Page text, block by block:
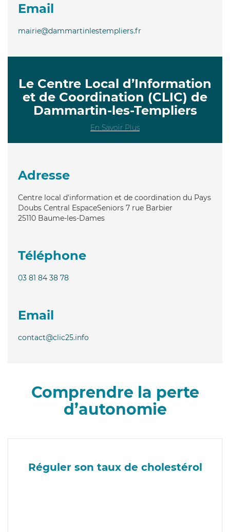
Email
mairie@dammartinlestempliers.fr
Le Centre Local d’Information
et de Coordination (CLIC) de
Dammartin-les-Templiers
En Savoir Plus
Adresse
Centre local d'information et de coordination du Pays
Doubs Central EspaceSeniors 7 rue Barbier
25110 Baume-les-Dames
Téléphone
03 81 84 38 78
Email
contact@clic25.info
Comprendre la perte
d’autonomie
Réguler son taux de cholestérol